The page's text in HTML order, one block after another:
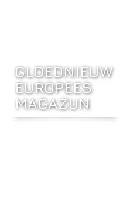
GLOEDNIEUW
EUROPEES
MAGAZIJN